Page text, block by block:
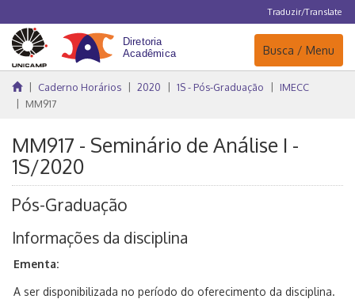
Traduzir/Translate
Navegação
Busca / Menu
Caderno Horários 2020 1S - Pós-Graduação
IMECC
MM917
MM917 - Seminário de Análise I -
1S/2020
Pós-Graduação
Informações da disciplina
Ementa:
A ser disponibilizada no período do oferecimento da disciplina.